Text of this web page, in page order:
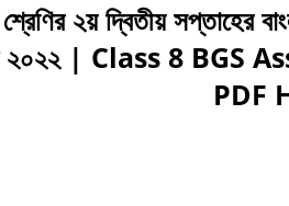
শ্রেণির ২য় দ্বিতীয় সপ্তাহের
২০২২| Class 8 BGS
PDF